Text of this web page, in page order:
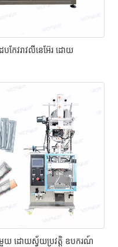
កែវរាវលីនេអ៊ែរ ដោយ
យ ដោយស្វ័យប្រវត្តិ ឧបករណ៍